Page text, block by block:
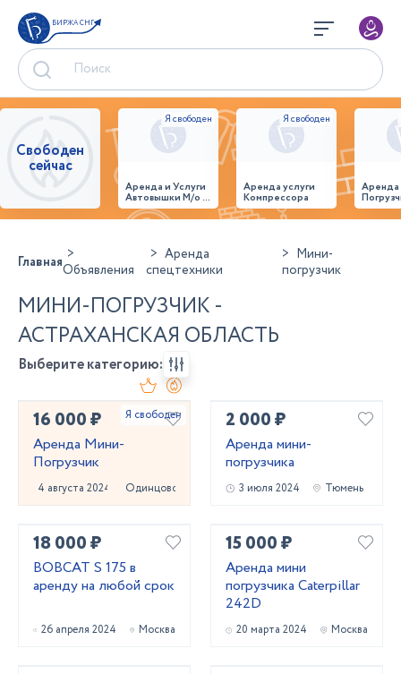
БИРЖА СНГ
Свободен
сейчас
Аренда и Услуги
Автовышки М/о г.
Домодедово
26,28,32 место
Аренда услуги
Компрессора
ГлавнаяОбъявления
Аренда
спецтехники
Мини-
погрузчик
МИНИ-ПОГРУЗЧИК -
АСТРАХАНСКАЯ ОБЛАСТЬ
Выберите категорию:
16 000 ₽
Аренда Мини-
Погрузчик
4 августа 2024 Одинцово
2 000 ₽
Аренда мини-
погрузчика
3 июля 2024 Тюмень
18 000 ₽
BOBCAT S 175 в
аренду на любой срок
26 апреля 2024 Москва
15 000 ₽
Аренда мини
погрузчика Caterpillar
242D
20 марта 2024 Москва